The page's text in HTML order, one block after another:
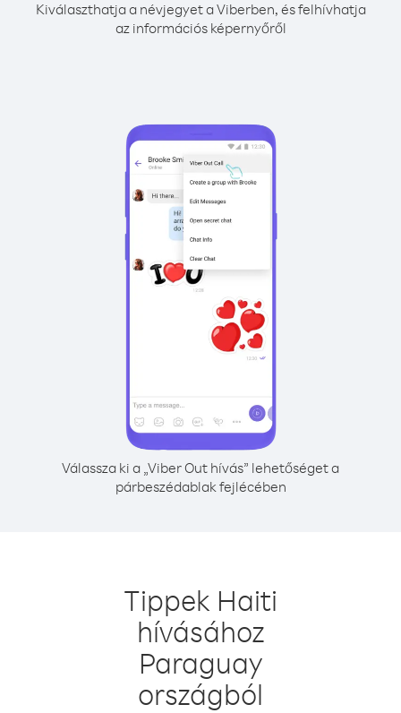
Kiválaszthatja a névjegyet a Viberben, és felhívhatja
az információs képernyőről
Válassza ki a „Viber Out hívás” lehetőséget a
párbeszédablak fejlécében
Tippek Haiti
hívásához
Paraguay
országból